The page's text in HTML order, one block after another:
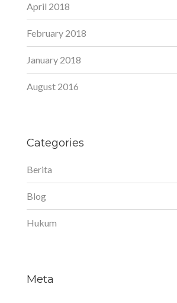
April 2018
February 2018
January 2018
August 2016
Categories
Berita
Blog
Hukum
Meta